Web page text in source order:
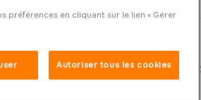
10 Rue Général Leclerc,
préférences en cliquant sur le lien « Gérer
Autoriser tous les cookies